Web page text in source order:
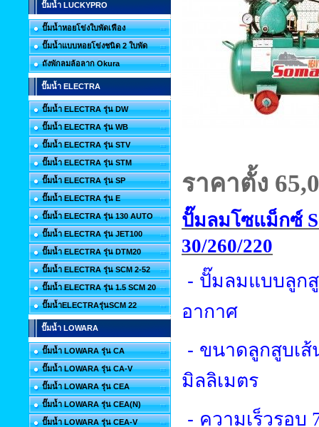
ปั๊มน้ำ LUCKYPRO
ปั๊มน้ำหอยโข่งใบพัดเฟือง
ปั๊มน้ำแบบหอยโข่งชนิด 2 ใบพัด
ถังพักลมล้อลาก Okura
ปั๊มน้ำ ELECTRA
ปั๊มน้ำ ELECTRA รุ่น DW
ปั๊มน้ำ ELECTRA รุ่น WB
ปั๊มน้ำ ELECTRA รุ่น STV
ปั๊มน้ำ ELECTRA รุ่น STM
ปั๊มน้ำ ELECTRA รุ่น SP
ปั๊มน้ำ ELECTRA รุ่น E
ปั๊มน้ำ ELECTRA รุ่น 130 AUTO
ปั๊มน้ำ ELECTRA รุ่น JET100
ปั๊มน้ำ ELECTRA รุ่น DTM20
ปั๊มน้ำ ELECTRA รุ่น SCM 2-52
ปั๊มน้ำ ELECTRA รุ่น 1.5 SCM 20
ปั๊มน้ำELECTRAรุ่นSCM 22
ปั๊มน้ำ LOWARA
ปั๊มน้ำ LOWARA รุ่น CA
ปั๊มน้ำ LOWARA รุ่น CA-V
ปั๊มน้ำ LOWARA รุ่น CEA
ปั๊มน้ำ LOWARA รุ่น CEA(N)
ปั๊มน้ำ LOWARA รุ่น CEA-V
ราคาตั้ง 65,
ปั๊มลมโซแม็กซ์
30/260/220
- ปั๊มลมแบบลูก
อากาศ
- ขนาดลูกสูบเ
มิลลิเมตร
- ความเร็วรอบ